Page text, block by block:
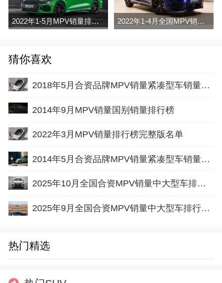
2022年1-5月MPV销量排行榜 2022年1-4月全国MPV销量排行榜完整版
猜你喜欢
2018年5月合资品牌MPV销量紧凑型车销量排行榜完整版名单
2014年9月MPV销量国别销量排行榜
2022年3月MPV销量排行榜完整版名单
2014年5月合资品牌MPV销量紧凑型车销量排行榜
2025年10月全国合资MPV销量中大型车排行榜完整版(批发量
2025年9月全国合资MPV销量中大型车排行榜完整版(批发量
热门精选